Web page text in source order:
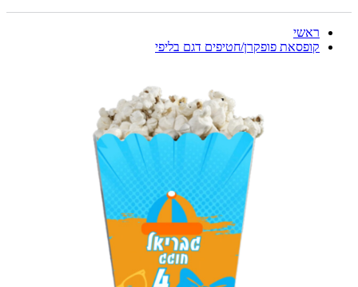
ראשי
קופסאת פופקרן/חטיפים דגם בליפי